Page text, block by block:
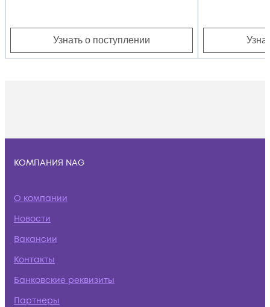
Узнать о поступлении
КОМПАНИЯ NAG
О компании
Новости
Вакансии
Контакты
Банковские реквизиты
Партнеры